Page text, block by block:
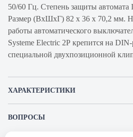
50/60 Гц. Степень защиты автомата
Размер (ВхШхГ) 82 х 36 х 70,2 мм.
работы автоматического
Systeme Electric 2Р крепится на
специальной двухпозиционной
ХАРАКТЕРИСТИКИ
ВОПРОСЫ